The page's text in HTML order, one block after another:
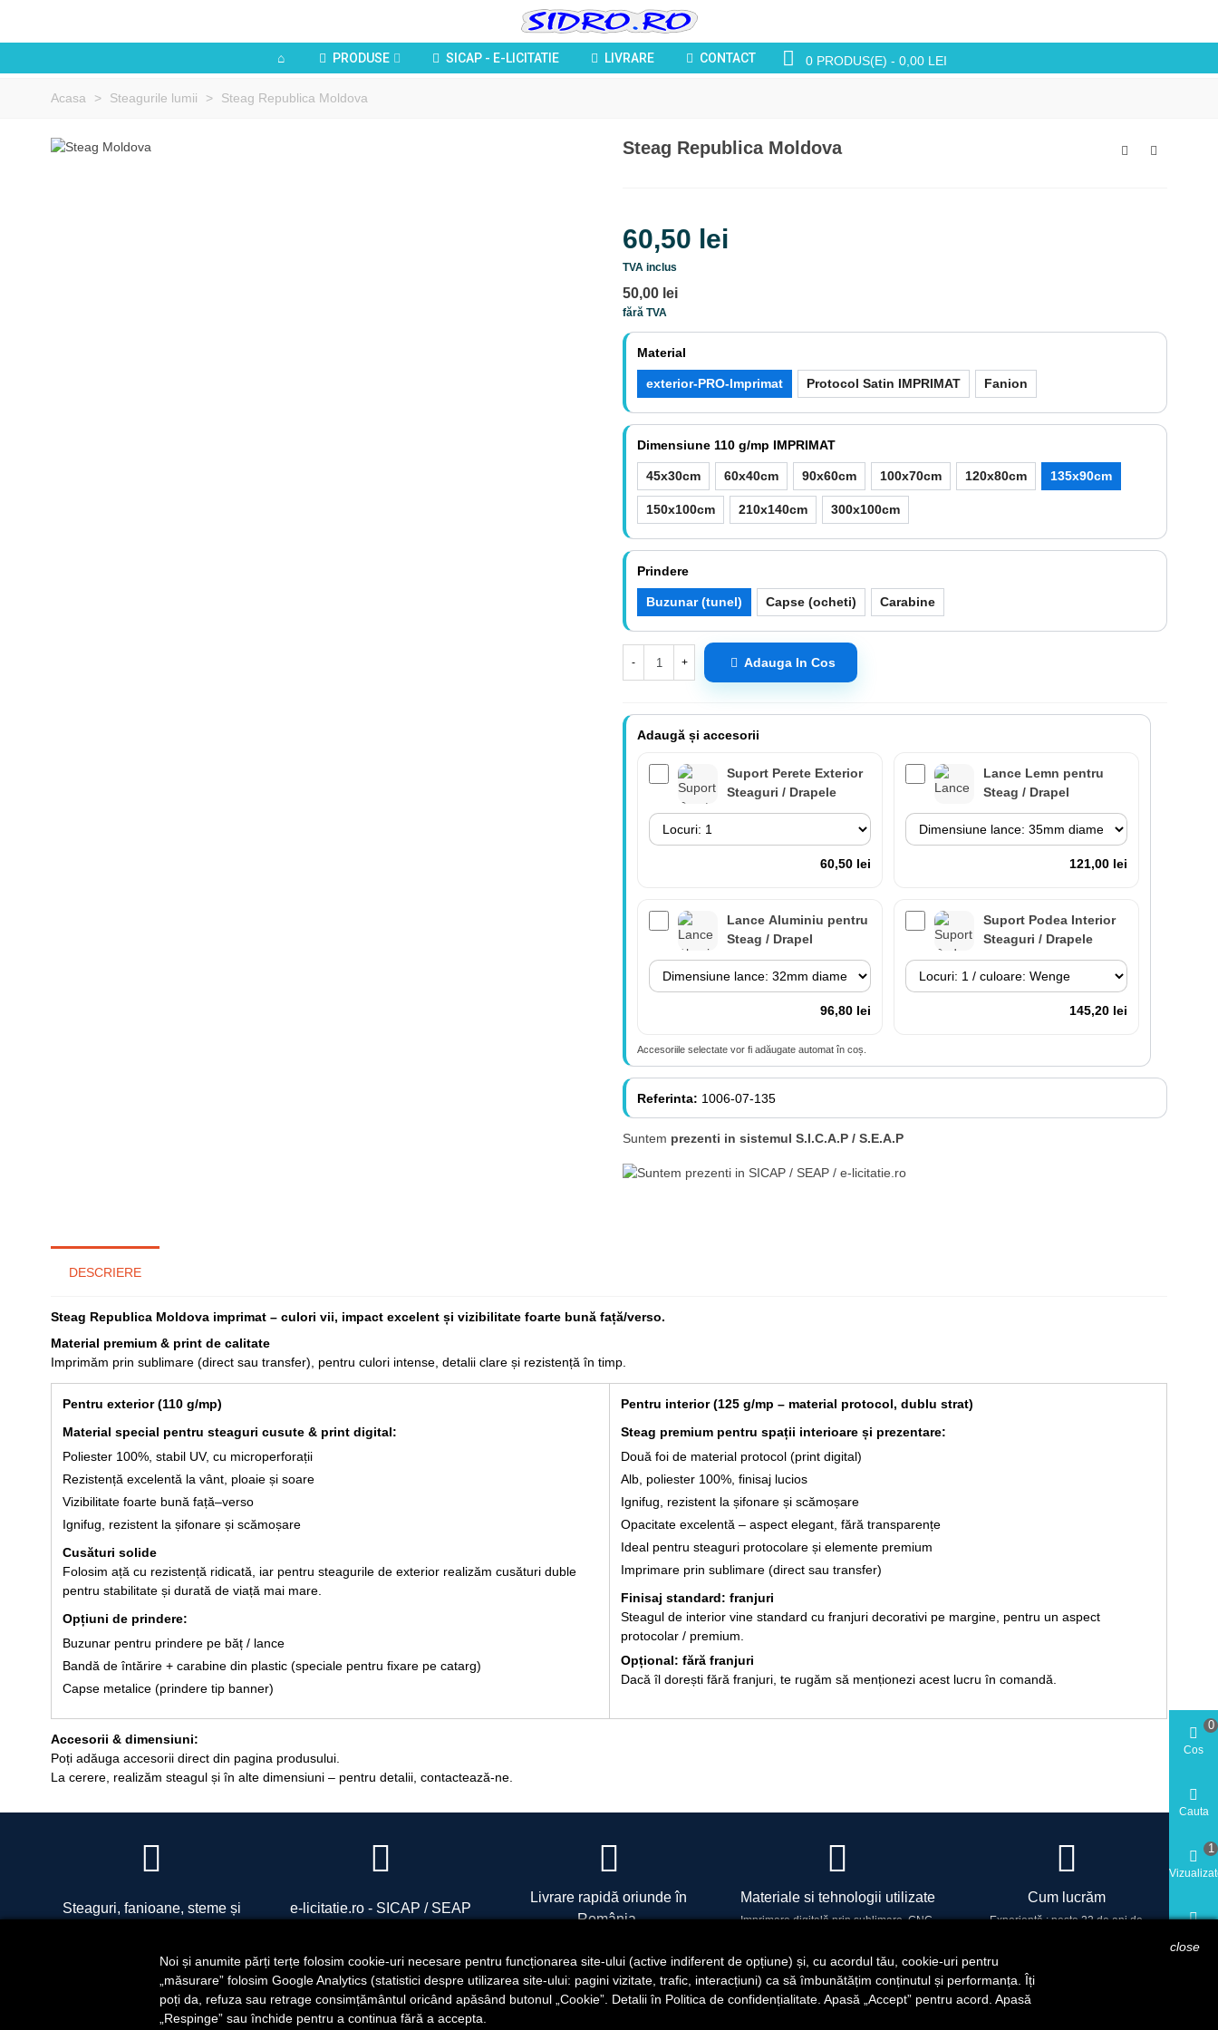
PRODUSE SICAP - E-LICITATIE LIVRARE CONTACT 0 PRODUS(E) - 0,00 LEI
Acasa > Steagurile lumii > Steag Republica Moldova
Steag Republica Moldova
60,50 lei
TVA inclus
50,00 lei
fără TVA
Material
exterior-PRO-Imprimat Protocol Satin IMPRIMAT Fanion
Dimensiune 110 g/mp IMPRIMAT
45x30cm 60x40cm 90x60cm 100x70cm 120x80cm 135x90cm
150x100cm 210x140cm 300x100cm
Prindere
Buzunar (tunel) Capse (ocheti) Carabine
- + Adauga In Cos
Adaugă și accesorii
Suport Perete Exterior
Steaguri / Drapele
60,50 lei
Lance Lemn pentru
Steag / Drapel
121,00 lei
Lance Aluminiu pentru
Steag / Drapel
96,80 lei
Suport Podea Interior
Steaguri / Drapele
145,20 lei
Lance 180cm cu
(fără steag)
Lance cu suport
Accesoriile selectate vor fi adăugate automat în coș.
Referinta: 1006-07-135
Suntem prezenti in sistemul S.I.C.A.P / S.E.A.P
DESCRIERE
Steag Republica Moldova imprimat – culori vii, impact excelent și vizibilitate foarte bună față/verso.
Material premium & print de calitate
Imprimăm prin sublimare (direct sau transfer), pentru culori intense, detalii clare și rezistență în timp.
Pentru exterior (110 g/mp)
Material special pentru steaguri cusute & print digital:
Poliester 100%, stabil UV, cu microperforații
Rezistență excelentă la vânt, ploaie și soare
Vizibilitate foarte bună față–verso
Ignifug, rezistent la șifonare și scămoșare
Cusături solide
Folosim ață cu rezistență ridicată, iar pentru steagurile de exterior realizăm cusături duble
pentru stabilitate și durată de viață mai mare.
Opțiuni de prindere:
Buzunar pentru prindere pe băț / lance
Bandă de întărire + carabine din plastic (speciale pentru fixare pe catarg)
Capse metalice (prindere tip banner)
Pentru interior (125 g/mp – material protocol, dublu strat)
Steag premium pentru spații interioare și prezentare:
Două foi de material protocol (print digital)
Alb, poliester 100%, finisaj lucios
Ignifug, rezistent la șifonare și scămoșare
Opacitate excelentă – aspect elegant, fără transparențe
Ideal pentru steaguri protocolare și elemente premium
Imprimare prin sublimare (direct sau transfer)
Finisaj standard: franjuri
Steagul de interior vine standard cu franjuri decorativi pe margine, pentru un aspect
protocolar / premium.
Opțional: fără franjuri
Dacă îl dorești fără franjuri, te rugăm să menționezi acest lucru în comandă.
Accesorii & dimensiuni:
Poți adăuga accesorii direct din pagina produsului.
La cerere, realizăm steagul și în alte dimensiuni – pentru detalii, contactează-ne.
Steaguri, fanioane, steme și
office@sidro.ro
e-licitatie.ro - SICAP / SEAP
Livrare rapidă oriunde în
România.
Materiale si tehnologii utilizate
Imprimare digitală prin sublimare, CNC,
Cum lucrăm
Experiență : peste 22 de ani de
Cos
0
Cauta
1
close
Noi și anumite părți terțe folosim cookie-uri necesare pentru funcționarea site-ului (active indiferent de opțiune) și, cu acordul tău, cookie-uri pentru
„măsurare” folosim Google Analytics (statistici despre utilizarea site-ului: pagini vizitate, trafic, interacțiuni) ca să îmbunătățim conținutul și performanța. Îți
poți da, refuza sau retrage consimțământul oricând apăsând butonul „Cookie”. Detalii în Politica de confidențialitate. Apasă „Accept” pentru acord. Apasă
„Respinge” sau închide pentru a continua fără a accepta.